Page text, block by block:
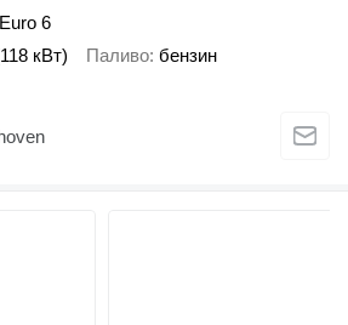
Euro 6
кВт) Паливо бензин